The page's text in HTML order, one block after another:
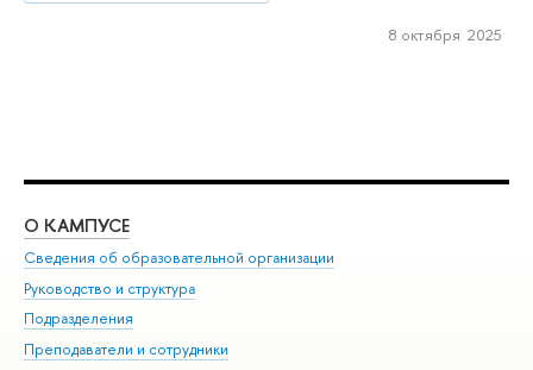
8 октября 2025
О КАМПУСЕ
Сведения об образовательной организации
Руководство и структура
Подразделения
Преподаватели и сотрудники